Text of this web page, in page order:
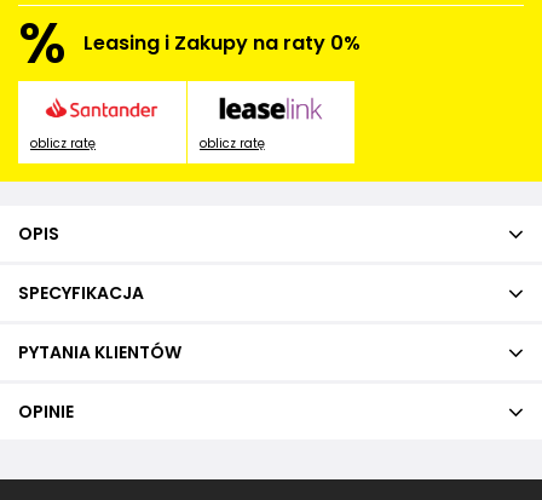
% Leasing i Zakupy na raty 0%
oblicz ratę oblicz ratę
OPIS
SPECYFIKACJA
PYTANIA KLIENTÓW
OPINIE